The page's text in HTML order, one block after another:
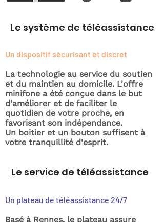
Le système de téléassistance
Un dispositif sécurisant et discret
La technologie au service du soutien
et du maintien au domicile. L'offre
minifone a été conçue dans le but
d'améliorer et de faciliter le
quotidien de votre proche, en
favorisant son indépendance.
Un boitier et un bouton suffisent à
votre tranquillité d'esprit.
Le service de téléassistance
Un plateau de téléassistance 24/7
Basé à Rennes, le plateau assure